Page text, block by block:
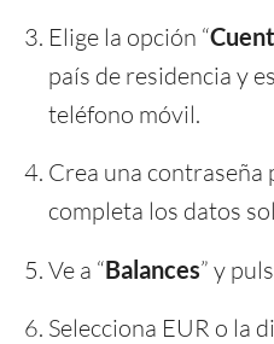
Elige la opción “
país de residencia y
teléfono móvil.
Crea una contraseña
completa los datos
Ve a “Balances” y
Selecciona EUR o la